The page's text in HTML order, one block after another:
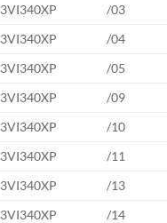
3VI340XP
/03
3VI340XP
/04
3VI340XP
/05
3VI340XP
/09
3VI340XP
/10
3VI340XP
/11
3VI340XP
/13
3VI340XP
/14